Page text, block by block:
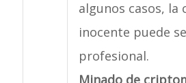
algunos casos,
inocente puede
profesional.
Minado de